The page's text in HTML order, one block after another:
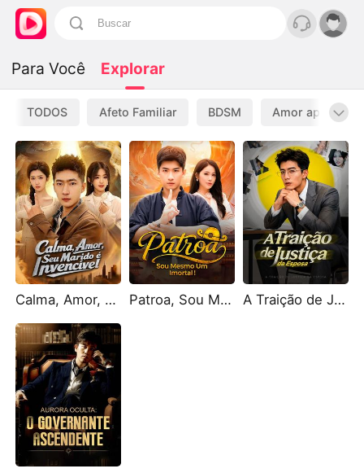
Para Você Explorar
TODOS Afeto Familiar BDSM Amor após
Calma, Amor, Seu Marido é Invencível Patroa, Sou Mesmo Um Imortal! A Traição de Justiça da Esposa